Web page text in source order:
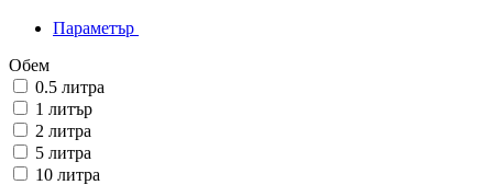
Параметър
Обем
0.5 литра
1 литър
2 литра
5 литра
10 литра